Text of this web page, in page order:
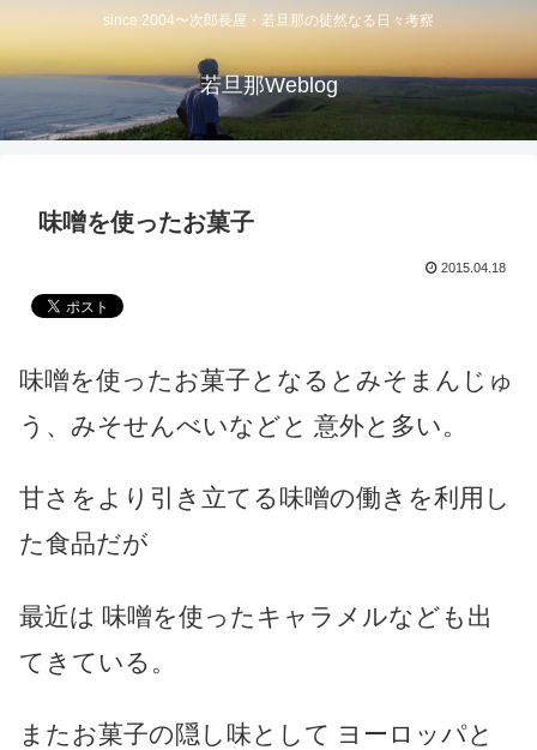
since 2004〜次郎長屋・若旦那の徒然なる日々考察
若旦那Weblog
味噌を使ったお菓子
2015.04.18
味噌を使ったお菓子となるとみそまんじゅ
う、みそせんべいなどと 意外と多い。
甘さをより引き立てる味噌の働きを利用し
た食品だが
最近は 味噌を使ったキャラメルなども出
てきている。
またお菓子の隠し味として ヨーロッパと